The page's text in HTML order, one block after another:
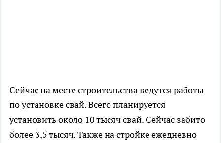
Сейчас на месте строительства ведутся работы
по установке свай. Всего планируется
установить около 10 тысяч свай. Сейчас забито
более 3,5 тысяч. Также на стройке ежедневно